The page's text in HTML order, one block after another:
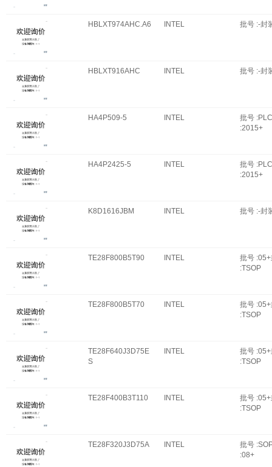
HBLXT974AHC.A6 INTEL 批号 :-封
HBLXT916AHC INTEL 批号 :-封
HA4P509-5 INTEL
批号
:2015+
HA4P2425-5 INTEL
批号
:2015+
K8D1616JBM INTEL 批号 :-封
TE28F800B5T90 INTEL
批号
:TSOP
TE28F800B5T70 INTEL
批号
:TSOP
TE28F640J3D75E
S
INTEL
批号
:TSOP
TE28F400B3T110 INTEL
批号
:TSOP
TE28F320J3D75A INTEL
批号
:08+